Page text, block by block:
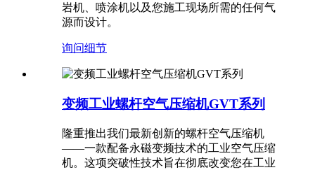
岩机、喷涂机以及您施工现场所需的任何气
源而设计。
询问细节
变频工业螺杆空气压缩机GVT系列
隆重推出我们最新创新的螺杆空气压缩机
——一款配备永磁变频技术的工业空气压缩
机。这项突破性技术旨在彻底改变您在工业